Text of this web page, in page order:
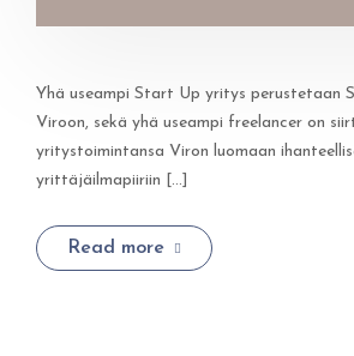
Yhä useampi Start Up yritys perustetaan
Viroon, sekä yhä useampi freelancer on
yritystoimintansa Viron luomaan
yrittäjäilmapiiriin [...]
Read more